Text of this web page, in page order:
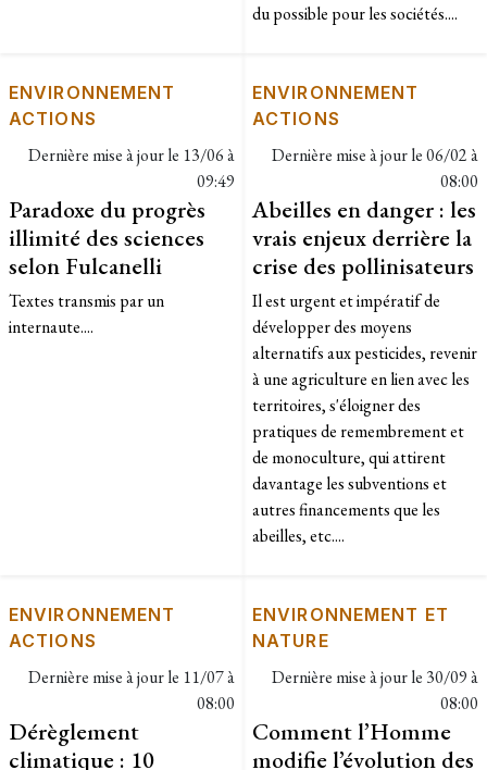
du possible pour les sociétés....
ENVIRONNEMENT
ACTIONS
Dernière mise à jour le 13/06 à
09:49
Paradoxe du progrès
illimité des sciences
selon Fulcanelli
Textes transmis par un
internaute....
ENVIRONNEMENT
ACTIONS
Dernière mise à jour le06/02 à
08:00
Abeilles en danger : les
vrais enjeux derrière la
crise des pollinisateurs
Il est urgent et impératif de
développer des moyens
alternatifs aux pesticides, revenir
à une agriculture en lien avec les
territoires, s'éloigner des
pratiques de remembrement et
de monoculture, qui attirent
davantage les subventions et
autres financements que les
abeilles, etc....
ENVIRONNEMENT
ACTIONS
Dernière mise à jour le 11/07 à
08:00
Dérèglement
climatique : 10
ENVIRONNEMENT ET
NATURE
Dernière mise à jour le 30/09 à
08:00
Comment l’Homme
modifie l’évolution des